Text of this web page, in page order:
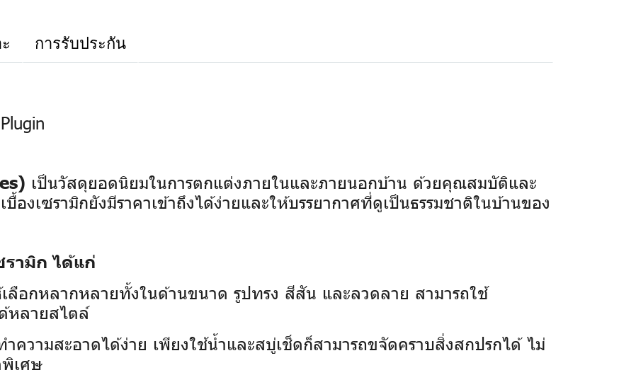
การรับประกัน
เป็นวัสดุยอดนิยมในการตกแต่งภายในและภายนอกบ้าน ด้วยคุณสมบัติและ
งเซรามิกยังมีราคาเข้าถึงได้ง่ายและให้บรรยากาศที่ดูเป็นธรรมชาติในบ้านของ
ามิก ได้แก่
ลือกหลากหลายทั้งในด้านขนาด รูปทรง สีสัน และลวดลาย สามารถใช้
หลายสไตล์
ำความสะอาดได้ง่าย เพียงใช้น้ำและสบู่เช็ดก็สามารถขจัดคราบสิ่งสกปรกได้ ไม่
เศษ